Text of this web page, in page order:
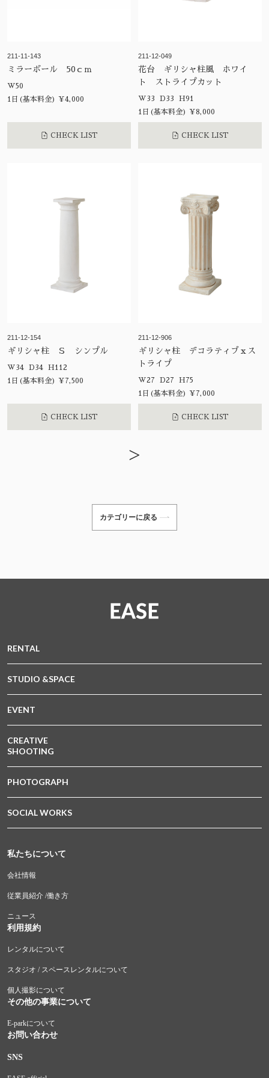
211-11-143
ミラーボール 50ｃｍ
W50
1日(基本料金) ¥4,000
CHECK LIST
211-12-049
花台 ギリシャ柱風 ホワイ
ト ストライプカット
W33 D33 H91
1日(基本料金) ¥8,000
CHECK LIST
211-12-154
ギリシャ柱 Ｓ シンプル
W34 D34 H112
1日(基本料金) ¥7,500
CHECK LIST
211-12-906
ギリシャ柱 デコラティブｘス
トライプ
W27 D27 H75
1日(基本料金) ¥7,000
CHECK LIST
>
カテゴリーに戻る
RENTAL
STUDIO &SPACE
EVENT
CREATIVE
SHOOTING
PHOTOGRAPH
SOCIAL WORKS
私たちについて
会社情報
従業員紹介 /働き方
ニュース
利用規約
レンタルについて
スタジオ / スペースレンタルについて
個人撮影について
その他の事業について
E-parkについて
お問い合わせ
SNS